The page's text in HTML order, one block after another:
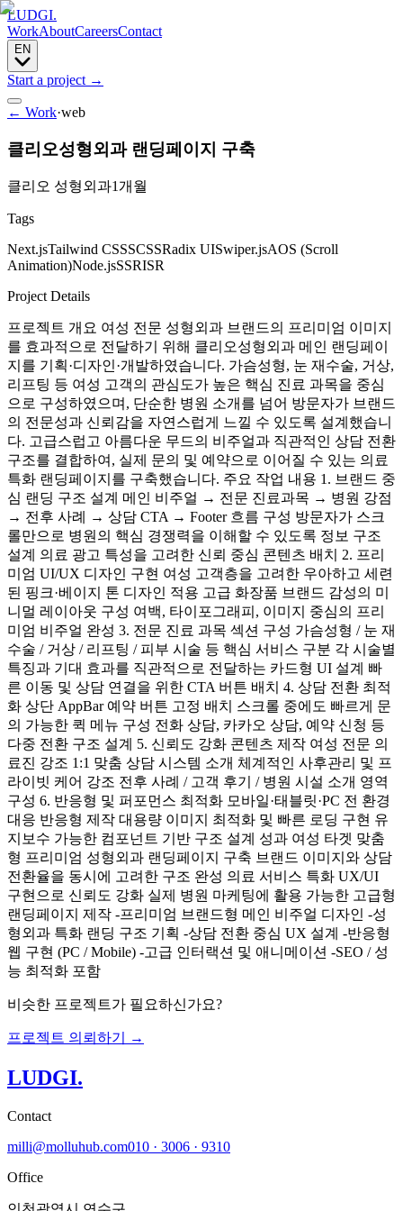
LUDGI.
WorkAboutCareersContact
EN
Start a project →
← Work·web
클리오성형외과 랜딩페이지 구축
클리오 성형외과1개월
Tags
Next.jsTailwind CSSSCSSRadix UISwiper.jsAOS (Scroll
Animation)Node.jsSSRISR
Project Details
프로젝트 개요 여성 전문 성형외과 브랜드의 프리미엄 이미지
를 효과적으로 전달하기 위해 클리오성형외과 메인 랜딩페이
지를 기획·디자인·개발하였습니다. 가슴성형, 눈 재수술, 거상,
리프팅 등 여성 고객의 관심도가 높은 핵심 진료 과목을 중심
으로 구성하였으며, 단순한 병원 소개를 넘어 방문자가 브랜드
의 전문성과 신뢰감을 자연스럽게 느낄 수 있도록 설계했습니
다. 고급스럽고 아름다운 무드의 비주얼과 직관적인 상담 전환
구조를 결합하여, 실제 문의 및 예약으로 이어질 수 있는 의료
특화 랜딩페이지를 구축했습니다. 주요 작업 내용 1. 브랜드 중
심 랜딩 구조 설계 메인 비주얼 → 전문 진료과목 → 병원 강점
→ 전후 사례 → 상담 CTA → Footer 흐름 구성 방문자가 스크
롤만으로 병원의 핵심 경쟁력을 이해할 수 있도록 정보 구조
설계 의료 광고 특성을 고려한 신뢰 중심 콘텐츠 배치 2. 프리
미엄 UI/UX 디자인 구현 여성 고객층을 고려한 우아하고 세련
된 핑크·베이지 톤 디자인 적용 고급 화장품 브랜드 감성의 미
니멀 레이아웃 구성 여백, 타이포그래피, 이미지 중심의 프리
미엄 비주얼 완성 3. 전문 진료 과목 섹션 구성 가슴성형 / 눈 재
수술 / 거상 / 리프팅 / 피부 시술 등 핵심 서비스 구분 각 시술별
특징과 기대 효과를 직관적으로 전달하는 카드형 UI 설계 빠
른 이동 및 상담 연결을 위한 CTA 버튼 배치 4. 상담 전환 최적
화 상단 AppBar 예약 버튼 고정 배치 스크롤 중에도 빠르게 문
의 가능한 퀵 메뉴 구성 전화 상담, 카카오 상담, 예약 신청 등
다중 전환 구조 설계 5. 신뢰도 강화 콘텐츠 제작 여성 전문 의
료진 강조 1:1 맞춤 상담 시스템 소개 체계적인 사후관리 및 프
라이빗 케어 강조 전후 사례 / 고객 후기 / 병원 시설 소개 영역
구성 6. 반응형 및 퍼포먼스 최적화 모바일·태블릿·PC 전 환경
대응 반응형 제작 대용량 이미지 최적화 및 빠른 로딩 구현 유
지보수 가능한 컴포넌트 기반 구조 설계 성과 여성 타겟 맞춤
형 프리미엄 성형외과 랜딩페이지 구축 브랜드 이미지와 상담
전환율을 동시에 고려한 구조 완성 의료 서비스 특화 UX/UI
구현으로 신뢰도 강화 실제 병원 마케팅에 활용 가능한 고급형
랜딩페이지 제작 -프리미엄 브랜드형 메인 비주얼 디자인 -성
형외과 특화 랜딩 구조 기획 -상담 전환 중심 UX 설계 -반응형
웹 구현 (PC / Mobile) -고급 인터랙션 및 애니메이션 -SEO / 성
능 최적화 포함
비슷한 프로젝트가 필요하신가요?
프로젝트 의뢰하기 →
LUDGI.
Contact
milli@molluhub.com010 · 3006 · 9310
Office